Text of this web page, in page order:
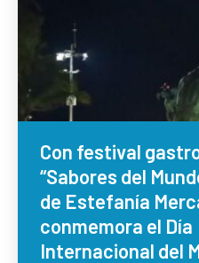
Con festival
“Sabores del
de Estefanía
conmemora el Día
Internacional del